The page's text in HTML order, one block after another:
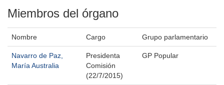
Miembros del órgano
Nombre Cargo Grupo parlamentario
Navarro de Paz,
María Australia
Presidenta
Comisión
(22/7/2015)
GP Popular